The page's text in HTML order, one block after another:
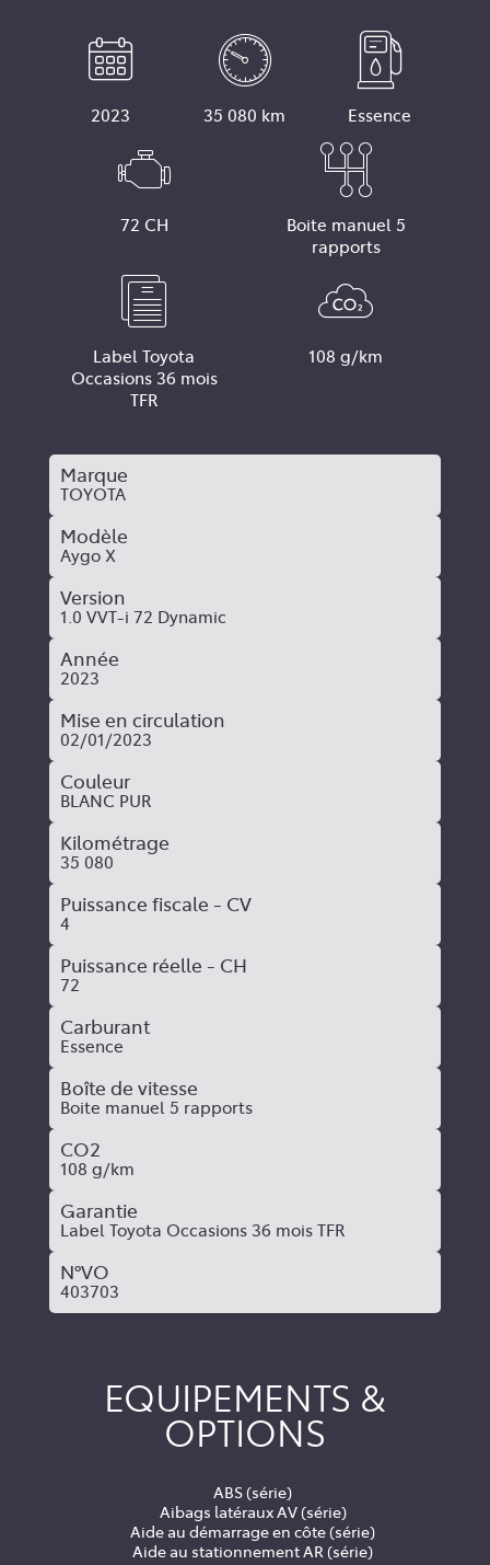
2023 35 080 km Essence
72 CH
Boite manuel 5
rapports
Label Toyota
Occasions 36 mois
TFR
108 g/km
Marque
TOYOTA
Modèle
Aygo X
Version
1.0 VVT-i 72 Dynamic
Année
2023
Mise en circulation
02/01/2023
Couleur
BLANC PUR
Kilométrage
35 080
Puissance fiscale - CV
4
Puissance réelle - CH
72
Carburant
Essence
Boîte de vitesse
Boite manuel 5 rapports
CO2
108 g/km
Garantie
Label Toyota Occasions 36 mois TFR
N°VO
403703
EQUIPEMENTS &
OPTIONS
ABS (série)
Aibags latéraux AV (série)
Aide au démarrage en côte (série)
Aide au stationnement AR (série)